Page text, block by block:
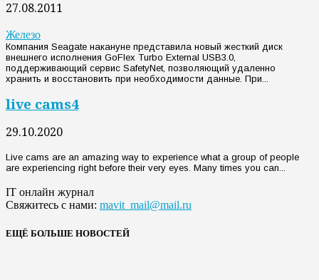
27.08.2011
Железо
Компания Seagate накануне представила новый жесткий диск
внешнего исполнения GoFlex Turbo External USB3.0,
поддерживающий сервис SafetyNet, позволяющий удаленно
хранить и восстановить при необходимости данные. При...
live cams4
29.10.2020
Live cams are an amazing way to experience what a group of people
are experiencing right before their very eyes. Many times you can...
IT онлайн журнал
Свяжитесь с нами: mavit_mail@mail.ru
ЕЩЁ БОЛЬШЕ НОВОСТЕЙ